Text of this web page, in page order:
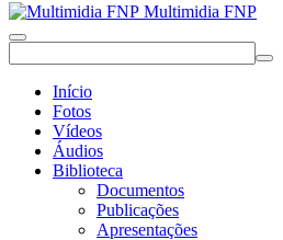
Multimidia FNP
Início
Fotos
Vídeos
Áudios
Biblioteca
Documentos
Publicações
Apresentações